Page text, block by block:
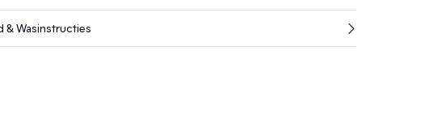
& Wasinstructies